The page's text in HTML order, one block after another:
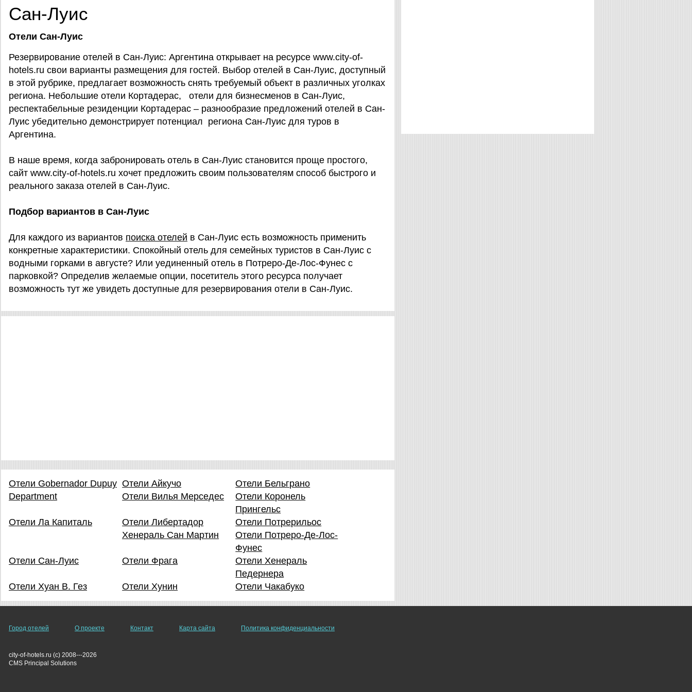
Сан-Луис
Отели Сан-Луис
Резервирование отелей в Сан-Луис: Аргентина открывает на ресурсе www.city-of-
hotels.ru свои варианты размещения для гостей. Выбор отелей в Сан-Луис, доступный
в этой рубрике, предлагает возможность снять требуемый объект в различных уголках
региона. Небольшие отели Кортадерас, отели для бизнесменов в Сан-Луис,
респектабельные резиденции Кортадерас – разнообразие предложений отелей в Сан-
Луис убедительно демонстрирует потенциал региона Сан-Луис для туров в
Аргентина.
В наше время, когда забронировать отель в Сан-Луис становится проще простого,
сайт www.city-of-hotels.ru хочет предложить своим пользователям способ быстрого и
реального заказа отелей в Сан-Луис.
Подбор вариантов в Сан-Луис
Для каждого из вариантов поиска отелей в Сан-Луис есть возможность применить
конкретные характеристики. Спокойный отель для семейных туристов в Сан-Луис с
водными горками в августе? Или уединенный отель в Потреро-Де-Лос-Фунес с
парковкой? Определив желаемые опции, посетитель этого ресурса получает
возможность тут же увидеть доступные для резервирования отели в Сан-Луис.
Отели Gobernador Dupuy
Department
Отели Айкучо
Отели Бельграно
Отели Вилья Мерседес
Отели Коронель
Прингельс
Отели Ла Капиталь
Отели Либертадор
Хенераль Сан Мартин
Отели Потрерильос
Отели Потреро-Де-Лос-
Фунес
Отели Сан-Луис
Отели Фрага
Отели Хенераль
Педернера
Отели Хуан В. Гез
Отели Хунин Отели Чакабуко
Город отелей О проекте Контакт Карта сайта Политика конфиденциальности
city-of-hotels.ru (c) 2008---2026
СMS Principal Solutions